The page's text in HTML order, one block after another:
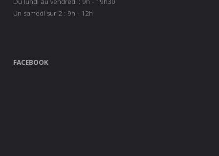
Un samedi sur 2 : 9h - 12h
FACEBOOK